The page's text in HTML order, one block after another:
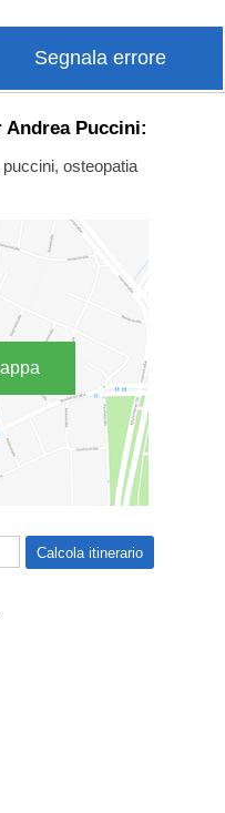
Segnala errore
Andrea Puccini:
osteopatia